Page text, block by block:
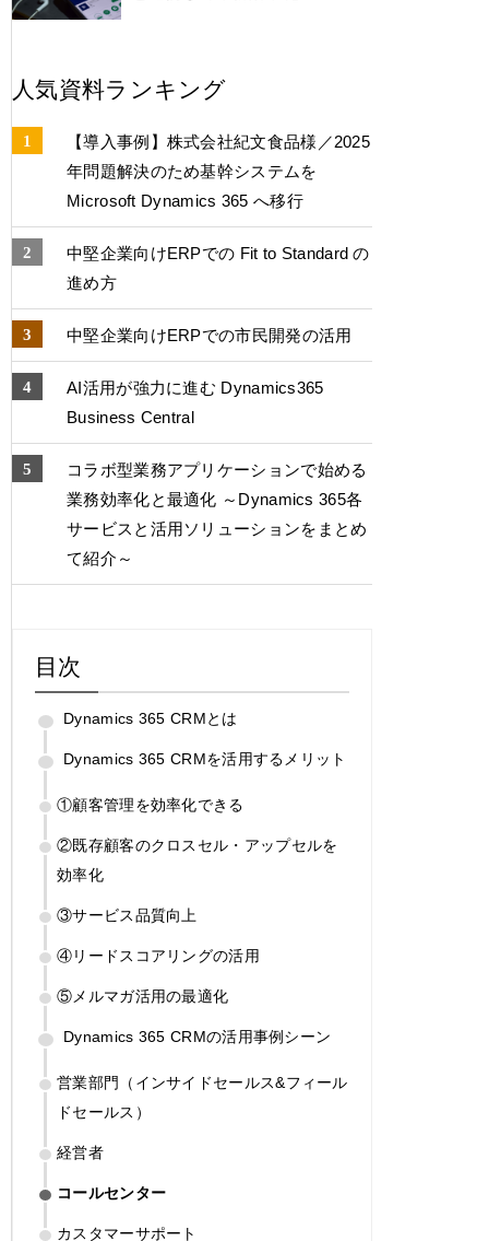
人気資料ランキング
【導入事例】株式会社紀文食品様／2025
年問題解決のため基幹システムを
Microsoft Dynamics 365 へ移行
中堅企業向けERPでの Fit to Standard の
進め方
中堅企業向けERPでの市⺠開発の活用
AI活用が強力に進む Dynamics365
Business Central
コラボ型業務アプリケーションで始める
業務効率化と最適化 ～Dynamics 365各
サービスと活用ソリューションをまとめ
て紹介～
目次
Dynamics 365 CRMとは
Dynamics 365 CRMを活用するメリット
①顧客管理を効率化できる
②既存顧客のクロスセル・アップセルを
効率化
③サービス品質向上
④リードスコアリングの活用
⑤メルマガ活用の最適化
Dynamics 365 CRMの活用事例シーン
営業部門（インサイドセールス&フィール
ドセールス）
経営者
コールセンター
カスタマーサポート